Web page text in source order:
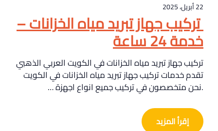
22 أبريل، 2025
تركيب جهاز تبريد مياه الخزانات –
خدمة 24 ساعة
تركيب جهاز تبريد مياه الخزانات في الكويت العربي الذهبي
تقدم خدمات تركيب جهاز تبريد مياه الخزانات في الكويت
.نحن متخصصون في تركيب جميع انواع اجهزة …
إقرأ المزيد